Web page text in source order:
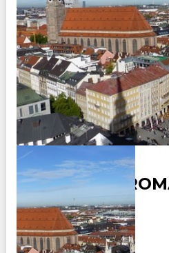
ALEMANIA
Duración:
7Días6Noches